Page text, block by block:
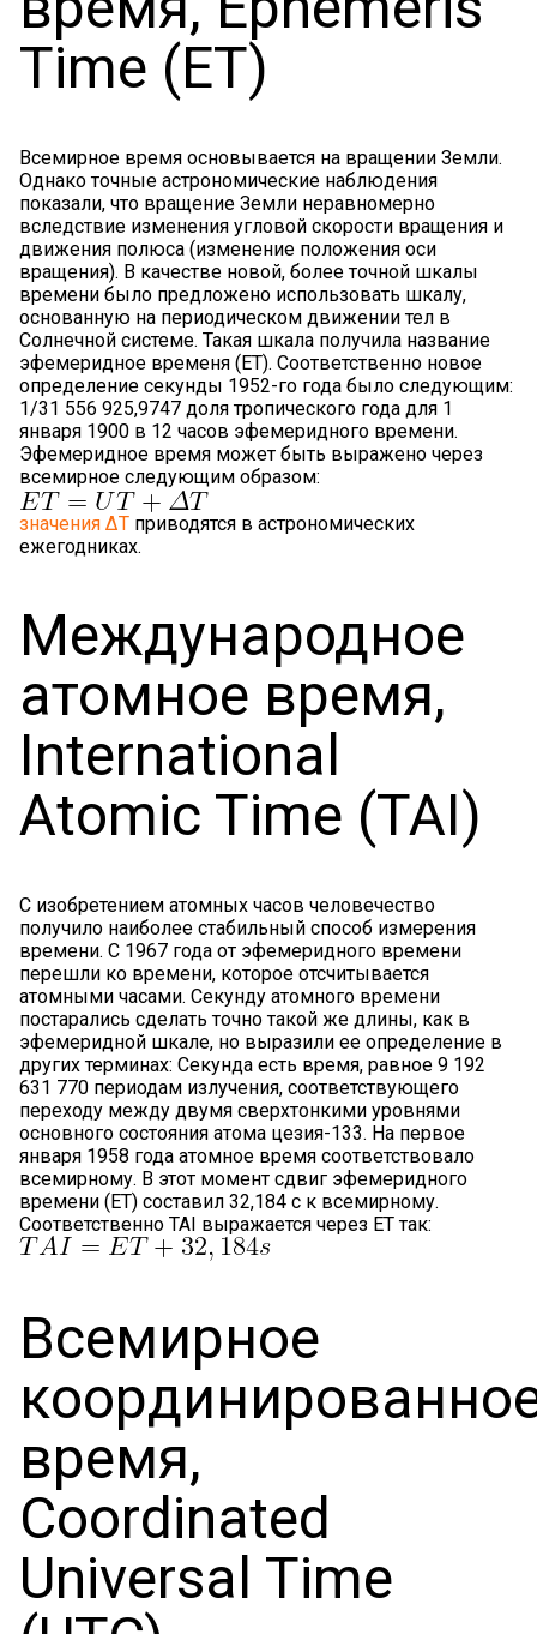
Time (ET)
Всемирное время основывается на вращении Земли.
Однако точные астрономические наблюдения
показали, что вращение Земли неравномерно
вследствие изменения угловой скорости вращения и
движения полюса (изменение положения оси
вращения). В качестве новой, более точной шкалы
времени было предложено использовать шкалу,
основанную на периодическом движении тел в
Солнечной системе. Такая шкала получила название
эфемеридное временя (ET). Соответственно новое
определение секунды 1952-го года было следующим:
1/31 556 925,9747 доля тропического года для 1
января 1900 в 12 часов эфемеридного времени.
Эфемеридное время может быть выражено через
всемирное следующим образом:
значения ΔT приводятся в астрономических
ежегодниках.
Международное
атомное время,
International
Atomic Time (TAI)
С изобретением атомных часов человечество
получило наиболее стабильный способ измерения
времени. С 1967 года от эфемеридного времени
перешли ко времени, которое отсчитывается
атомными часами. Секунду атомного времени
постарались сделать точно такой же длины, как в
эфемеридной шкале, но выразили ее определение в
других терминах: Секунда есть время, равное 9 192
631 770 периодам излучения, соответствующего
переходу между двумя сверхтонкими уровнями
основного состояния атома цезия-133. На первое
января 1958 года атомное время соответствовало
всемирному. В этот момент сдвиг эфемеридного
времени (ET) составил 32,184 c к всемирному.
Соответственно TAI выражается через ET так:
Всемирное
время,
Coordinated
Universal Time